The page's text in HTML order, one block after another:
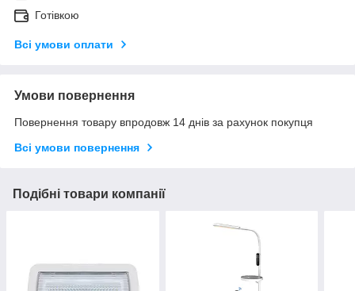
Готівкою
Всі умови оплати
Умови повернення
Повернення товару впродовж 14 днів за рахунок покупця
Всі умови повернення
Подібні товари компанії